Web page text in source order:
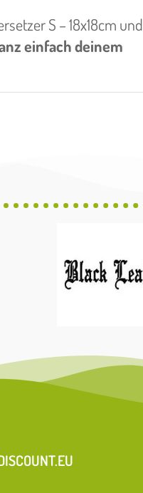
S – 18x18cm und
einfach deinem